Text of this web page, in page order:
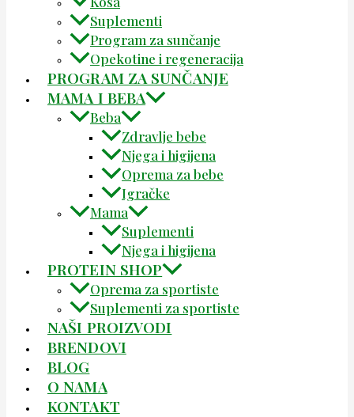
Suplementi
Program za sunčanje
Opekotine i regeneracija
PROGRAM ZA SUNČANJE
MAMA I BEBA
Beba
Zdravlje bebe
Njega i higijena
Oprema za bebe
Igračke
Mama
Suplementi
Njega i higijena
PROTEIN SHOP
Oprema za sportiste
Suplementi za sportiste
NAŠI PROIZVODI
BRENDOVI
BLOG
O NAMA
KONTAKT